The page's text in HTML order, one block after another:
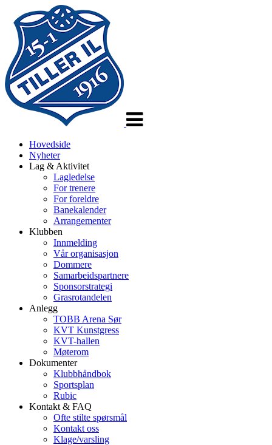
Hovedside
Nyheter
Lag & Aktivitet
Lagledelse
For trenere
For foreldre
Banekalender
Arrangementer
Klubben
Innmelding
Vår organisasjon
Dommere
Samarbeidspartnere
Sponsorstrategi
Grasrotandelen
Anlegg
TOBB Arena Sør
KVT Kunstgress
KVT-hallen
Møterom
Dokumenter
Klubbhåndbok
Sportsplan
Rubic
Kontakt & FAQ
Ofte stilte spørsmål
Kontakt oss
Klage/varsling